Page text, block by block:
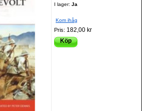
I lager: Ja
Kom ihåg
Pris: 182,00 kr
Köp